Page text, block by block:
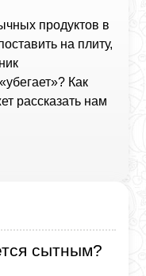
продуктов в
на плиту,
Как
рассказать нам
сытным?